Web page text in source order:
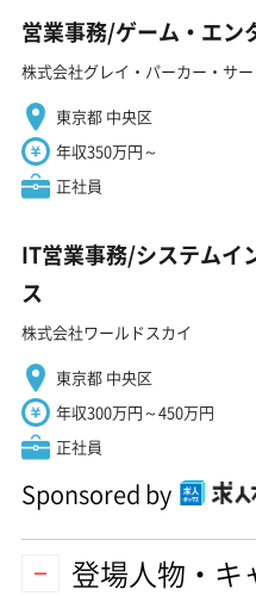
営業事務/ゲーム・エン
株式会社グレイ・パーカー・サー
東京都 中央区
年収350万円～
正社員
IT営業事務/システムイ
ス
株式会社ワールドスカイ
東京都 中央区
年収300万円～450万円
正社員
Sponsored by
登場人物・キ